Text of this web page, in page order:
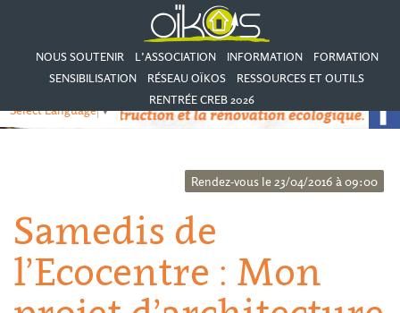
NOUS SOUTENIR L’ASSOCIATION INFORMATION
FORMATION
SENSIBILISATION
RÉSEAU OÏKOS
RESSOURCES ET OUTILS
RENTRÉE CREB 2026
Select Language▼
Rendez-vous le 23/04/2016 à 09:00
Samedis de
l’Ecocentre : Mon